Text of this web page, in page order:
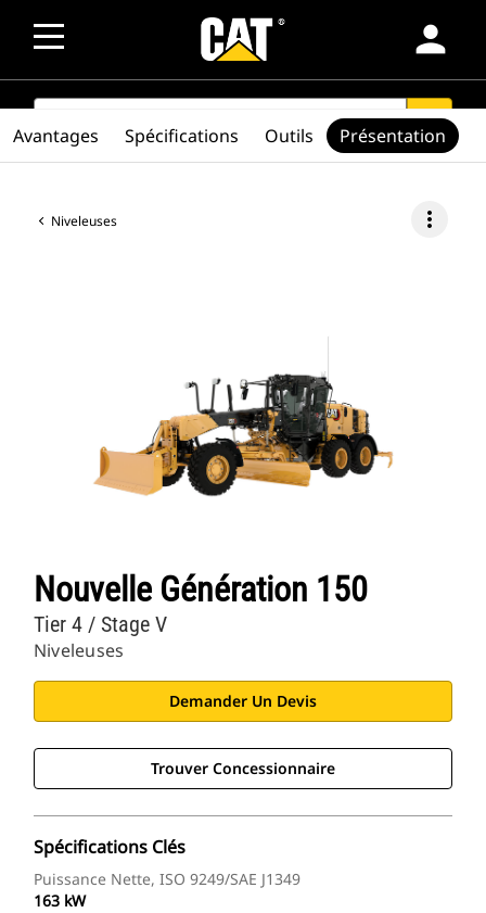
person
SEARCH search
Niveleuses more_vert
Nouvelle Génération 150
Niveleuses
Tier 4 / Stage V
Demander Un Devis
Trouver Concessionnaire
Spécifications Clés
Puissance Nette, ISO 9249/SAE J1349
163 kW
Avantages Spécifications Outils Présentation